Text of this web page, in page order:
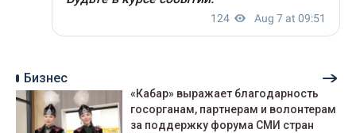
Бизнес
«Кабар» выражает благодарность
госорганам, партнерам и волонтерам
за поддержку форума СМИ стран